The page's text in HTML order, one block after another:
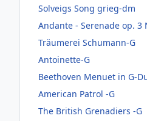
Solveigs Song grieg-dm
Andante - Serenade op. 3
Träumerei Schumann-G
Antoinette-G
Beethoven Menuet in G-
American Patrol -G
The British Grenadiers -G